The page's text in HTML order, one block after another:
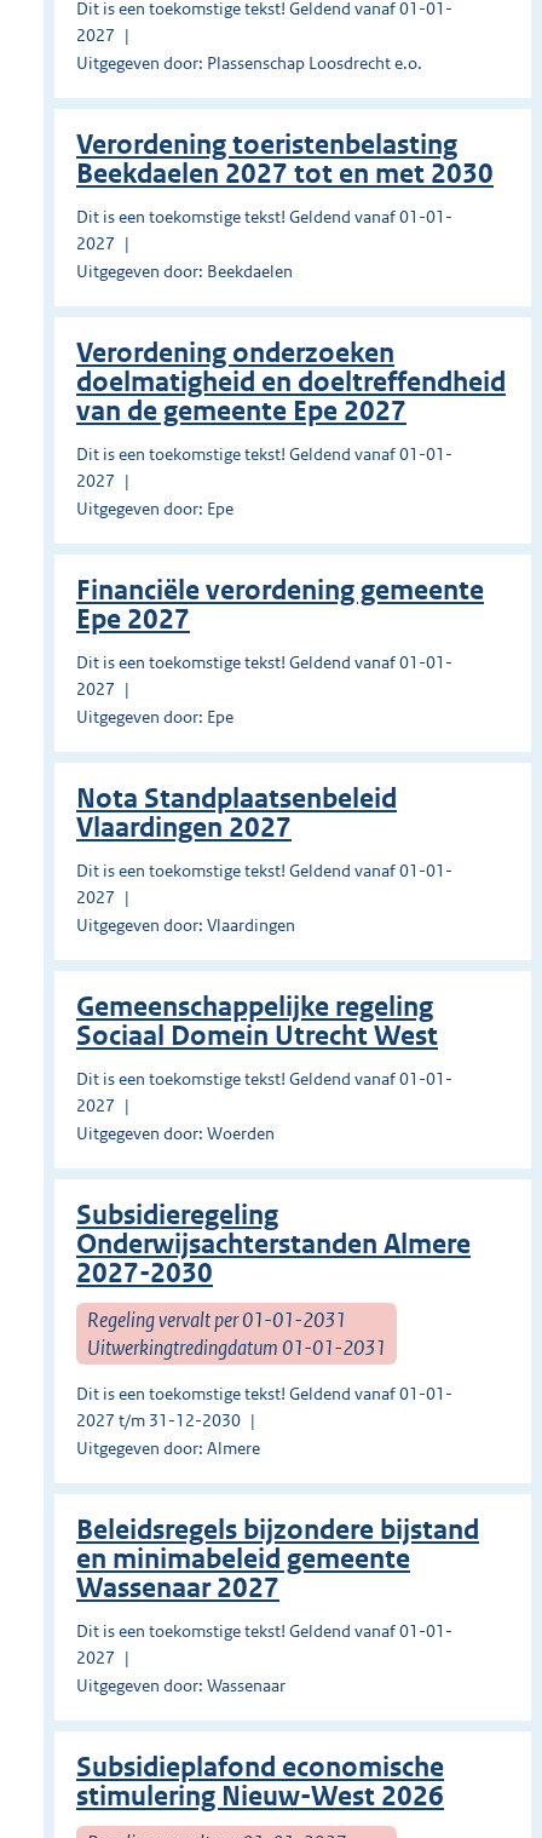
Dit is een toekomstige tekst! Geldend vanaf 01-01-
2027
Uitgegeven door: Plassenschap Loosdrecht e.o.
Verordening toeristenbelasting
Beekdaelen 2027 tot en met 2030
Dit is een toekomstige tekst! Geldend vanaf 01-01-
2027
Uitgegeven door: Beekdaelen
Verordening onderzoeken
doelmatigheid en doeltreffendheid
van de gemeente Epe 2027
Dit is een toekomstige tekst! Geldend vanaf 01-01-
2027
Uitgegeven door: Epe
Financiële verordening gemeente
Epe 2027
Dit is een toekomstige tekst! Geldend vanaf 01-01-
2027
Uitgegeven door: Epe
Nota Standplaatsenbeleid
Vlaardingen 2027
Dit is een toekomstige tekst! Geldend vanaf 01-01-
2027
Uitgegeven door: Vlaardingen
Gemeenschappelijke regeling
Sociaal Domein Utrecht West
Dit is een toekomstige tekst! Geldend vanaf 01-01-
2027
Uitgegeven door: Woerden
Subsidieregeling
Onderwijsachterstanden Almere
2027-2030
Regeling vervalt per 01-01-2031
Uitwerkingtredingdatum 01-01-2031
Dit is een toekomstige tekst! Geldend vanaf 01-01-
2027 t/m 31-12-2030
Uitgegeven door: Almere
Beleidsregels bijzondere bijstand
en minimabeleid gemeente
Wassenaar 2027
Dit is een toekomstige tekst! Geldend vanaf 01-01-
2027
Uitgegeven door: Wassenaar
Subsidieplafond economische
stimulering Nieuw-West 2026